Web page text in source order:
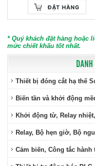
Thiết bị đóng cắt hạ thế
Biến tần và khởi động
Khởi động từ, Relay
Relay, Bộ hẹn giờ, Bộ
Cảm biến, Công tắc
ĐẶT HÀNG
* Quý khách đặt hàng hoặc
mức chiết khấu tốt nhất.